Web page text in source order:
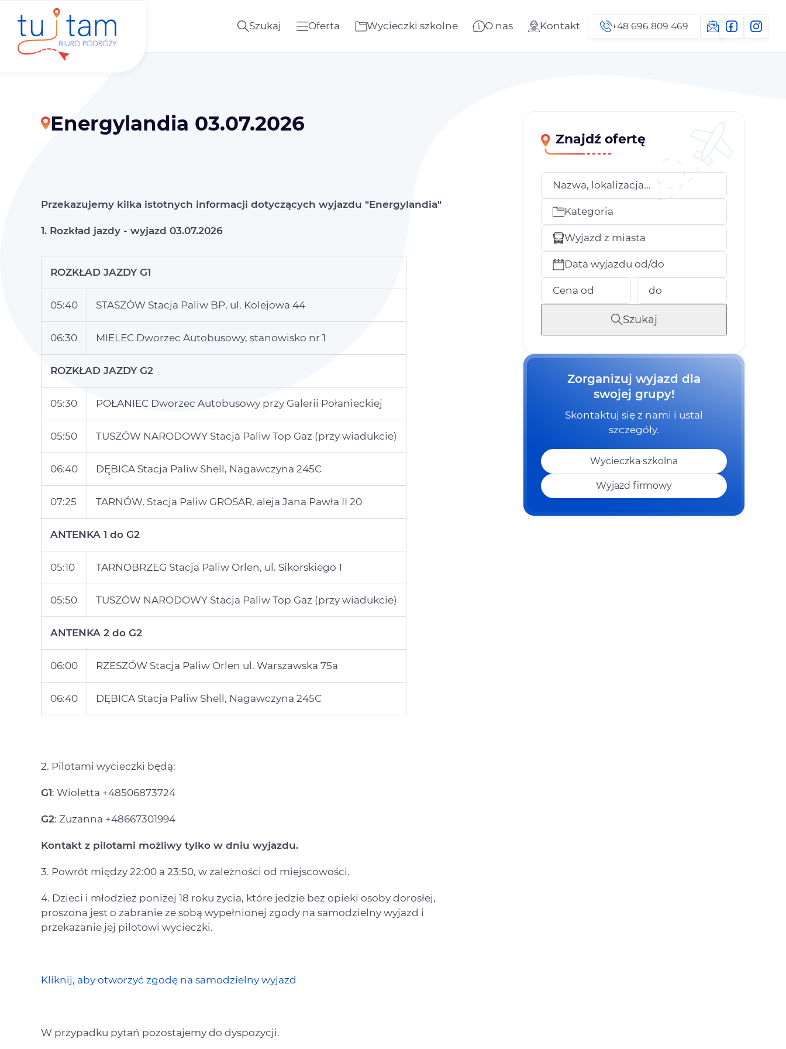
Szukaj Oferta Wycieczki szkolne O nas Kontakt +48 696 809 469
Energylandia 03.07.2026
Przekazujemy kilka istotnych informacji dotyczących wyjazdu "Energylandia"
1. Rozkład jazdy - wyjazd 03.07.2026
ROZKŁAD JAZDY G1
05:40 STASZÓW Stacja Paliw BP, ul. Kolejowa 44
06:30 MIELEC Dworzec Autobusowy, stanowisko nr 1
ROZKŁAD JAZDY G2
05:30 POŁANIEC Dworzec Autobusowy przy Galerii Połanieckiej
05:50 TUSZÓW NARODOWY Stacja Paliw Top Gaz (przy wiadukcie)
06:40 DĘBICA Stacja Paliw Shell, Nagawczyna 245C
07:25 TARNÓW, Stacja Paliw GROSAR, aleja Jana Pawła II 20
ANTENKA 1 do G2
05:10 TARNOBRZEG Stacja Paliw Orlen, ul. Sikorskiego 1
05:50 TUSZÓW NARODOWY Stacja Paliw Top Gaz (przy wiadukcie)
ANTENKA 2 do G2
06:00 RZESZÓW Stacja Paliw Orlen ul. Warszawska 75a
06:40 DĘBICA Stacja Paliw Shell, Nagawczyna 245C
2. Pilotami wycieczki będą:
G1: Wioletta +48506873724
G2: Zuzanna +48667301994
Kontakt z pilotami możliwy tylko w dniu wyjazdu.
3. Powrót między 22:00 a 23:50, w zależności od miejscowości.
4. Dzieci i młodzież poniżej 18 roku życia, które jedzie bez opieki osoby dorosłej,
proszona jest o zabranie ze sobą wypełnionej zgody na samodzielny wyjazd i
przekazanie jej pilotowi wycieczki.
Kliknij, aby otworzyć zgodę na samodzielny wyjazd
W przypadku pytań pozostajemy do dyspozycji.
Znajdź ofertę
Nazwa, lokalizacja...
Kategoria
Wyjazd z miasta
Data wyjazdu od/do
Cena od do
Szukaj
Zorganizuj wyjazd dla
swojej grupy!
Skontaktuj się z nami i ustal
szczegóły.
Wycieczka szkolna
Wyjazd firmowy